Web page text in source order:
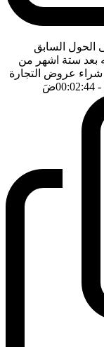
الحول السابق
بعد ستة اشهر من
شراء عروض التجارة
- 00:02:44 ضَ